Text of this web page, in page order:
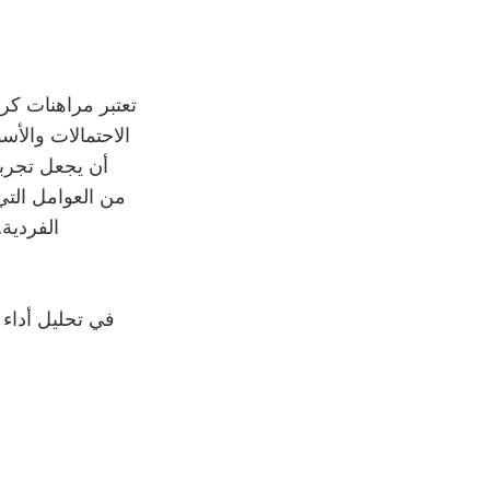
تعتبر مراهنات
الاحتمالات
أن يجعل
من العوامل